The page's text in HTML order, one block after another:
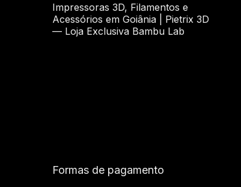
Impressoras 3D, Filamentos e
Acessórios em Goiânia | Pietrix 3D
— Loja Exclusiva Bambu Lab
Formas de pagamento